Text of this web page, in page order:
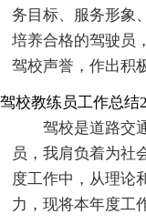
务目标、服务形象
培养合格的驾驶员
驾校声誉，作出积
驾校教练员工作总结2
驾校是道路交
员，我肩负着为社
度工作中，从理论
力，现将本年度工